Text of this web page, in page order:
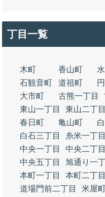
丁目一覧
木町 香山町
石観音町
道祖町
大市町
古熊一丁目
東山一丁目
東山二丁目
春日町
亀山町
白石三丁目
糸米一丁目
中央一丁目
中央二丁目
中央五丁目
旭通り一
本町一丁目
本町二丁目
道場門前二丁目
米屋